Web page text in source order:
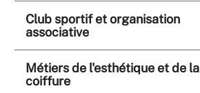
Club sportif et organisation
associative
Métiers de l'esthétique et de la
coiffure